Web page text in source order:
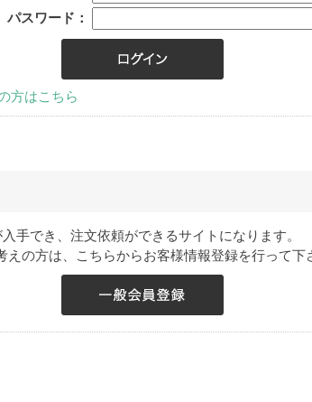
パスワード：
方はこちら
手でき、注文依頼ができるサイトになります。
えの方は、こちらからお客様情報登録を行って下